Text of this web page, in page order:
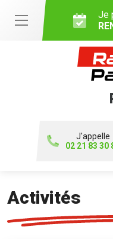
Je
J'appelle
02 21 83 30
Activités